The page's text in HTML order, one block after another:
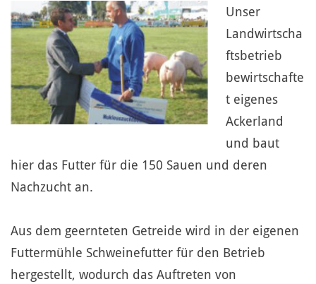
Unser
Landwirtscha
ftsbetrieb
bewirtschafte
t eigenes
Ackerland
und baut
hier das Futter für die 150 Sauen und deren
Nachzucht an.
Aus dem geernteten Getreide wird in der eigenen
Futtermühle Schweinefutter für den Betrieb
hergestellt, wodurch das Auftreten von